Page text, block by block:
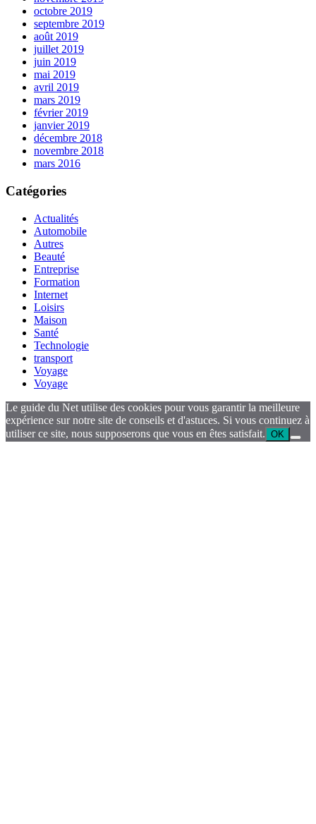
octobre 2019
septembre 2019
août 2019
juillet 2019
juin 2019
mai 2019
avril 2019
mars 2019
février 2019
janvier 2019
décembre 2018
novembre 2018
mars 2016
Catégories
Actualités
Automobile
Autres
Beauté
Entreprise
Formation
Internet
Loisirs
Maison
Santé
Technologie
transport
Voyage
Voyage
Le guide du Net utilise des cookies pour vous garantir la meilleure
expérience sur notre site de conseils et d'astuces. Si vous continuez à
utiliser ce site, nous supposerons que vous en êtes satisfait. OK